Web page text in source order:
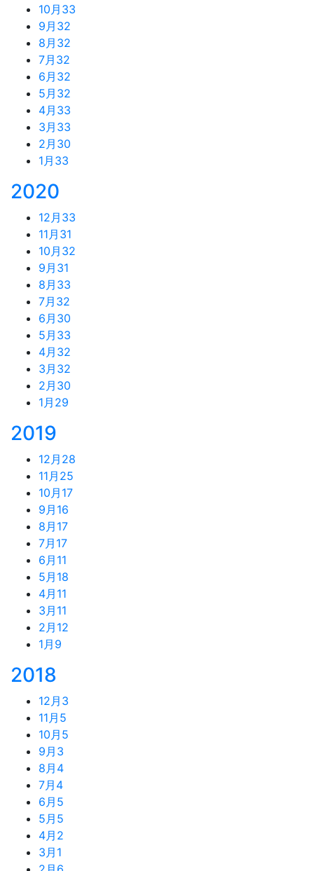
10月 33
9月 32
8月 32
7月 32
6月 32
5月 32
4月 33
3月 33
2月 30
1月 33
2020
12月 33
11月 31
10月 32
9月 31
8月 33
7月 32
6月 30
5月 33
4月 32
3月 32
2月 30
1月 29
2019
12月 28
11月 25
10月 17
9月 16
8月 17
7月 17
6月 11
5月 18
4月 11
3月 11
2月 12
1月 9
2018
12月 3
11月 5
10月 5
9月 3
8月 4
7月 4
6月 5
5月 5
4月 2
3月 1